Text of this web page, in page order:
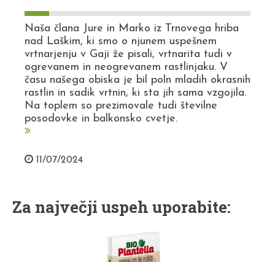
Naša člana Jure in Marko iz Trnovega hriba
nad Laškim, ki smo o njunem uspešnem
vrtnarjenju v Gaji že pisali, vrtnarita tudi v
ogrevanem in neogrevanem rastlinjaku. V
času našega obiska je bil poln mladih okrasnih
rastlin in sadik vrtnin, ki sta jih sama vzgojila.
Na toplem so prezimovale tudi številne
posodovke in balkonsko cvetje.
11/07/2024
Za največji uspeh uporabite: